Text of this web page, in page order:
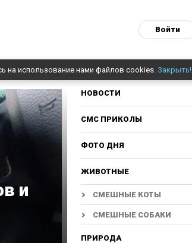
Войти
на использование нами файлов cookies. Закрыть!
и
НОВОСТИ
СМС ПРИКОЛЫ
ФОТО ДНЯ
ЖИВОТНЫЕ
СМЕШНЫЕ КОТЫ
СМЕШНЫЕ СОБАКИ
ПРИРОДА